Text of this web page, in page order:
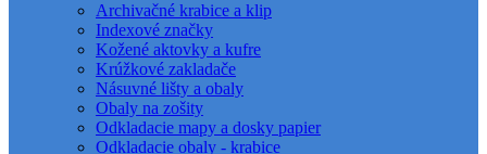
Archivačné krabice a klip
Indexové značky
Kožené aktovky a kufre
Krúžkové zakladače
Násuvné lišty a obaly
Obaly na zošity
Odkladacie mapy a dosky papier
Odkladacie obaly - krabice